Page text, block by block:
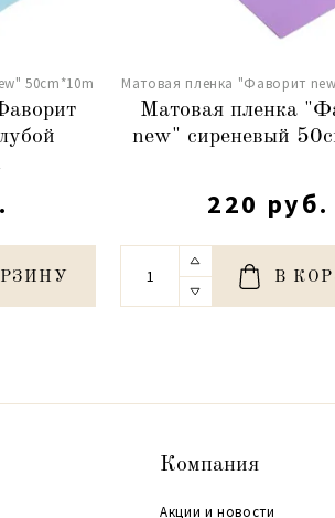
50сm*10m Матовая пленка "Фаворит
Матовая пленка
new" сиреневый
220 руб.
В
Компания
Акции и новости